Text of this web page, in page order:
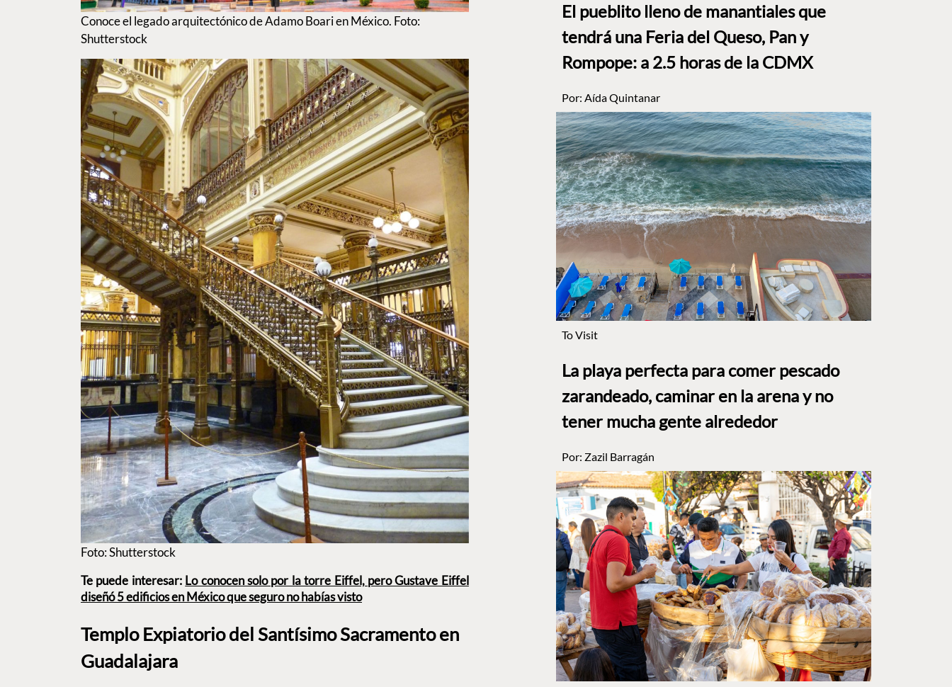
Conoce el legado arquitectónico de Adamo Boari en México. Foto:
Shutterstock
Foto: Shutterstock
Te puede interesar: Lo conocen solo por la torre Eiffel, pero Gustave Eiffel
diseñó 5 edificios en México que seguro no habías visto
Templo Expiatorio del Santísimo Sacramento en
Guadalajara
El pueblito lleno de manantiales que
tendrá una Feria del Queso, Pan y
Rompope: a 2.5 horas de la CDMX
Por: Aída Quintanar
To Visit
La playa perfecta para comer pescado
zarandeado, caminar en la arena y no
tener mucha gente alrededor
Por: Zazil Barragán